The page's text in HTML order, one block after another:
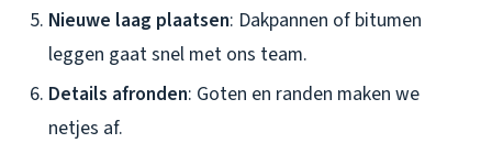
Nieuwe laag plaatsen: Dakpannen of bitumen
leggen gaat snel met ons team.
Details afronden: Goten en randen maken we
netjes af.